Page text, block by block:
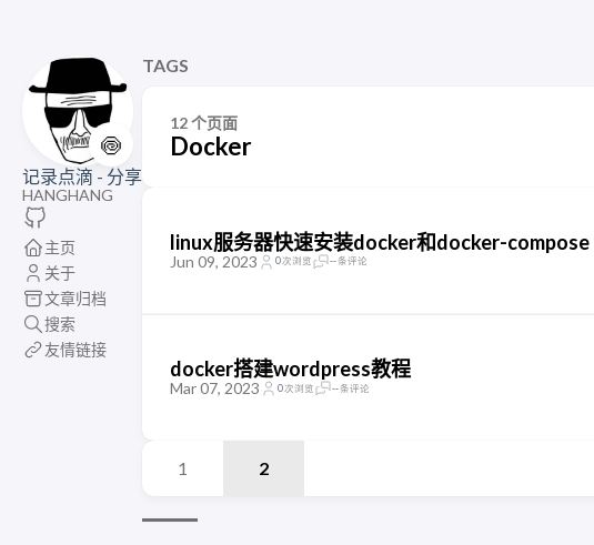
🍥
记录点滴 - 分享
HANGHANG
主页
关于
文章归档
搜索
友情链接
TAGS
12 个页面
Docker
linux服务器快速安装docker和docker-compose
Jun 09, 2023 0次浏览 --条评论
docker搭建wordpress教程
Mar 07, 2023 0 次浏览 --条评论
1 2